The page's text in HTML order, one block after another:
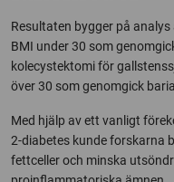
Resultaten bygger på
BMI under 30 som
kolecystektomi för
över 30 som genomgick
Med hjälp av ett vanligt
2-diabetes kunde forskarna
fettceller och minska